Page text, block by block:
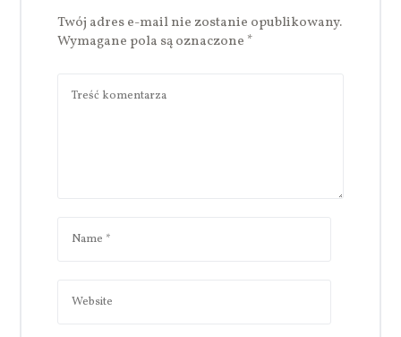
Twój adres e-mail nie zostanie opublikowany.
Wymagane pola są oznaczone *